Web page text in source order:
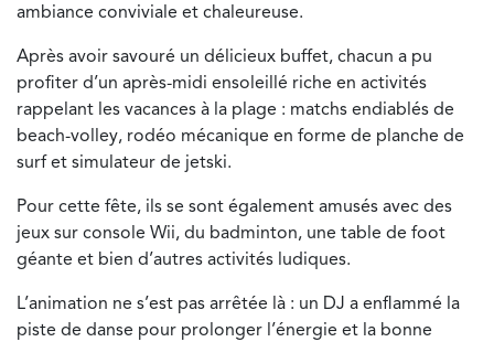
ambiance conviviale et chaleureuse.
Après avoir savouré un délicieux buffet, chacun a pu
profiter d’un après-midi ensoleillé riche en activités
rappelant les vacances à la plage : matchs endiablés de
beach-volley, rodéo mécanique en forme de planche de
surf et simulateur de jetski.
Pour cette fête, ils se sont également amusés avec des
jeux sur console Wii, du badminton, une table de foot
géante et bien d’autres activités ludiques.
L’animation ne s’est pas arrêtée là : un DJ a enflammé la
piste de danse pour prolonger l’énergie et la bonne